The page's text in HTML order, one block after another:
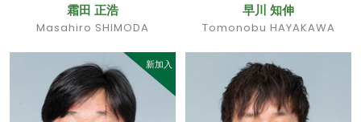
霜田 正浩
Masahiro SHIMODA
早川 知伸
Tomonobu HAYAKAWA
新加入